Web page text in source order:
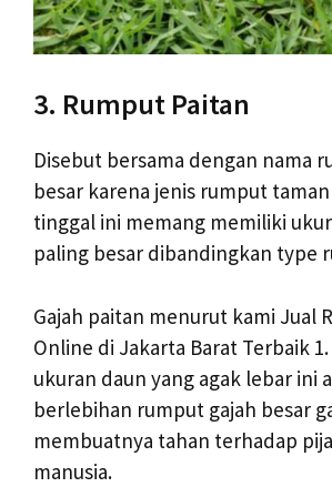
3. Rumput Paitan
Disebut bersama dengan nama
besar karena jenis rumput
tinggal ini memang memiliki
paling besar dibandingkan type
Gajah paitan menurut kami Jual
Online di Jakarta Barat Terbaik
ukuran daun yang agak lebar ini
berlebihan rumput gajah besar
membuatnya tahan terhadap
manusia.